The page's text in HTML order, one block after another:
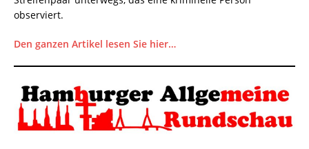
observiert.
Den ganzen Artikel lesen Sie hier…